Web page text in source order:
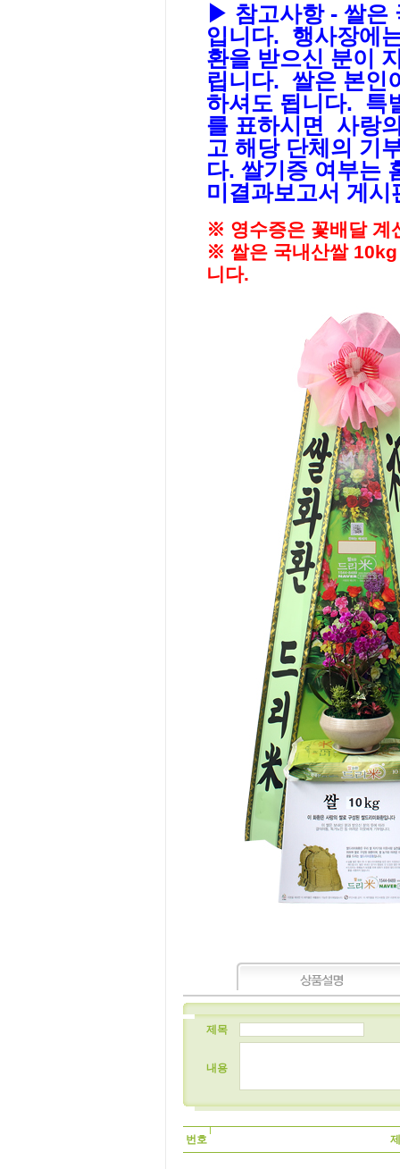
▶ 참고사항 - 쌀은
입니다. 행사장에
환을 받으신 분이
립니다. 쌀은 본인
하셔도 됩니다. 특
를 표하시면 사랑
고 해당 단체의 기
다. 쌀기증 여부는
미결과보고서 게
※ 영수증은 꽃배달 계
※ 쌀은 국내산쌀 10kg
니다.
제목
내용
번호